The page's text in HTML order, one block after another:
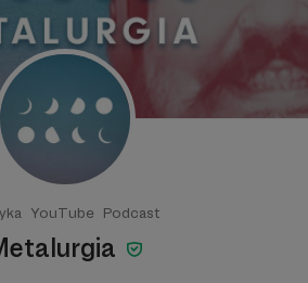
YouTube Podcast